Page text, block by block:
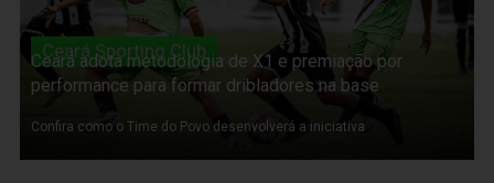
Ceará Sporting Club
Ceará adota metodologia de X1 e premiação por
performance para formar dribladores na base
Confira como o Time do Povo desenvolverá a iniciativa